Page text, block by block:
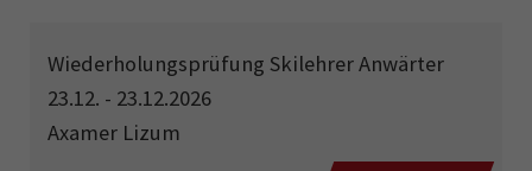
Wiederholungsprüfung Skilehrer Anwärter
23.12. - 23.12.2026
Axamer Lizum